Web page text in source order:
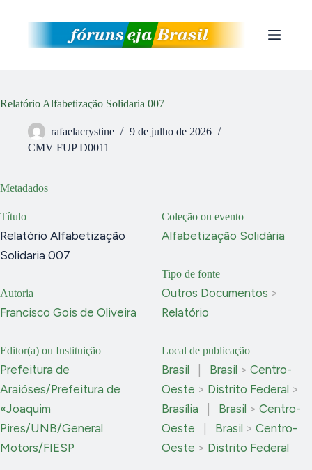
Relatório Alfabetização Solidaria 007
rafaelacrystine
9 de julho de 2026
CMV FUP D0011
Metadados
Título
Relatório Alfabetização
Solidaria 007
Autoria
Francisco Gois de Oliveira
Editor(a) ou Instituição
Prefeitura de
Araióses/Prefeitura de
«Joaquim
Pires/UNB/General
Motors/FIESP
Coleção ou evento
Alfabetização Solidária
Tipo de fonte
Outros Documentos >
Relatório
Local de publicação
Brasil Brasil > Centro-
Oeste > Distrito Federal >
Brasília
Brasil > Centro-
Oeste
Brasil > Centro-
Oeste > Distrito Federal